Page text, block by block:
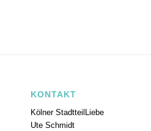
KONTAKT
Kölner StadtteilLiebe
Ute Schmidt